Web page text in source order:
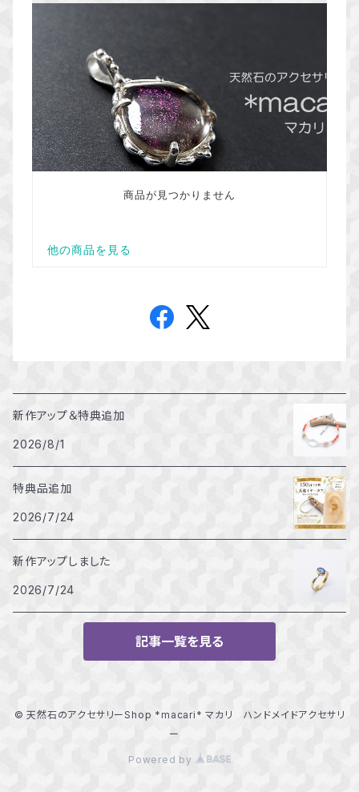
新作アップ＆特典追加
2026/8/1
特典品追加
2026/7/24
新作アップしました
2026/7/24
記事一覧を見る
© 天然石のアクセサリーShop *macari* マカリ ハンドメイドアクセサリ
ー
Powered by